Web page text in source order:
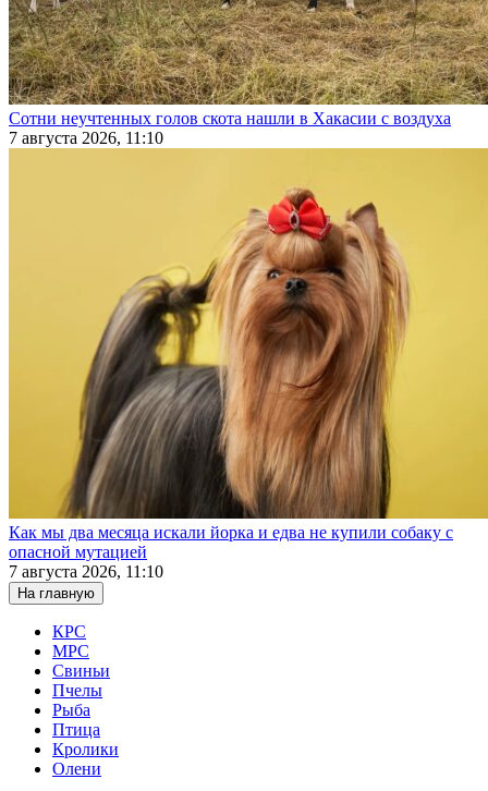
Сотни неучтенных голов скота нашли в Хакасии с воздуха
7 августа 2026, 11:10
Как мы два месяца искали йорка и едва не купили собаку с
опасной мутацией
7 августа 2026, 11:10
На главную
КРС
МРС
Свиньи
Пчелы
Рыба
Птица
Кролики
Олени